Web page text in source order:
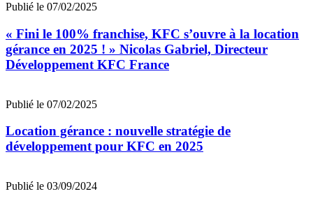
Publié le 07/02/2025
« Fini le 100% franchise, KFC s’ouvre à la location
gérance en 2025 ! » Nicolas Gabriel, Directeur
Développement KFC France
Publié le 07/02/2025
Location gérance : nouvelle stratégie de
développement pour KFC en 2025
Publié le 03/09/2024